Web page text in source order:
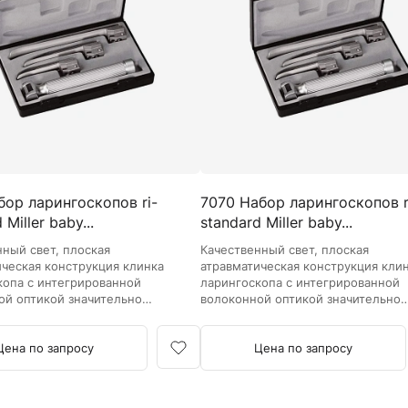
Камертоны и наборы
Камертоны
Наборы камертонов
Медицинские светильники
Запасные части к медицинским светильникам
Аксессуары для komprimeter
Манжеты для komprimeter
Пневможгуты komprimeter
Пульсоксиметры ri-fox N
Термометры и аксессуары
ларингоскопов ri-
Miller baby...
свет, плоская
конструкция клинка
с интегрированной
оптикой значительно
по запросу
7070 Набор ларингоскопов
standard Miller baby...
Качественный свет, плоская
атравматическая конструкция
ларингоскопа с интегрированной
волоконной оптикой значительно
интубацию.
Цена по запросу